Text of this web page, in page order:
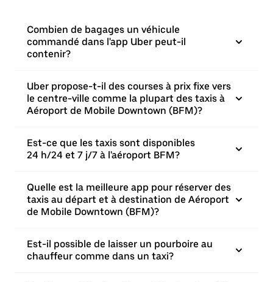
Combien de bagages un véhicule
commandé dans l'app Uber peut-il
contenir?
Uber propose-t-il des courses à prix fixe vers
le centre-ville comme la plupart des taxis à
Aéroport de Mobile Downtown (BFM)?
Est-ce que les taxis sont disponibles
24 h/24 et 7 j/7 à l'aéroport BFM?
Quelle est la meilleure app pour réserver des
taxis au départ et à destination de Aéroport
de Mobile Downtown (BFM)?
Est-il possible de laisser un pourboire au
chauffeur comme dans un taxi?